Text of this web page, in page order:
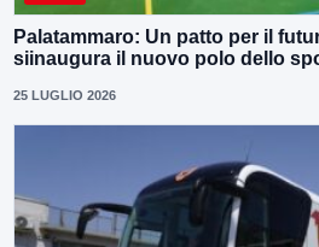
Palatammaro: Un patto per il
siinaugura il nuovo polo dello
25 LUGLIO 2026